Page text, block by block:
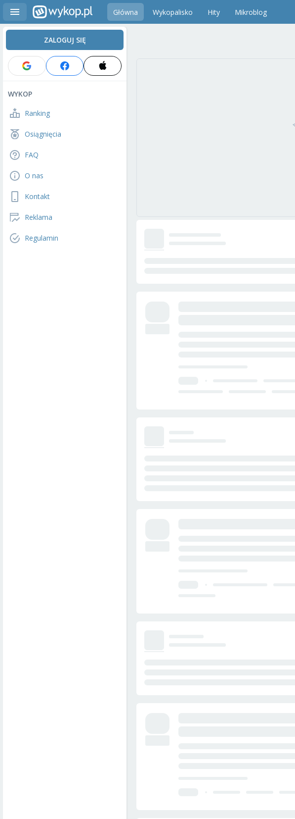
Główna Wykopalisko Hity Mikroblog
ZALOGUJ SIĘ
WYKOP
Ranking
Osiągnięcia
FAQ
O nas
Kontakt
Reklama
Regulamin